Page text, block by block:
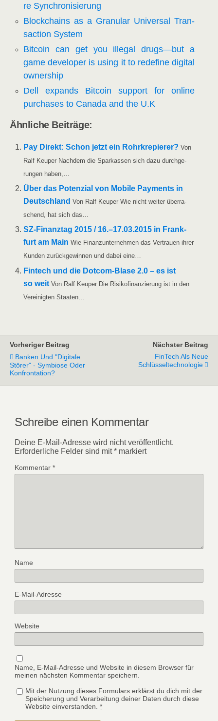
re Synchronisierung
Block­chains as a Gra­nu­lar Uni­ver­sal Tran­
sac­tion System
Bit­co­in can get you ille­gal drugs—but a
game deve­lo­per is using it to rede­fi­ne digi­tal
ownership
Dell expands Bit­co­in sup­port for online
purcha­ses to Cana­da and the U.K
Ähn­li­che Beiträge:
Pay Direkt: Schon jetzt ein Rohr­kre­pie­rer? Von
Ralf Keu­per Nach­dem die Spar­kas­sen sich dazu durch­ge­
run­gen haben,…
Über das Poten­zi­al von Mobi­le Pay­ments in
Deutsch­land Von Ralf Keu­per Wie nicht wei­ter über­ra­
schend, hat sich das…
SZ-Finan­z­­tag 2015 /​​ 16.–17.03.2015 in Frank­
furt am Main Wie Finanz­un­ter­neh­men das Ver­trau­en ihrer
Kun­den zurück­ge­win­nen und dabei eine…
Fin­tech und die Dot­­com-Bla­­se 2.0 – es ist
so weit Von Ralf Keu­per Die Risi­ko­fi­nan­zie­rung ist in den
Ver­ei­nig­ten Staaten…
Vorheriger Beitrag
Banken Und "Digitale
Störer" - Symbiose Oder
Konfrontation?
Nächster Beitrag
FinTech Als Neue
Schlüsseltechnologie
Schreibe einen Kommentar
Deine E-Mail-Adresse wird nicht veröffentlicht.
Erforderliche Felder sind mit* markiert
Kommentar *
Name
E-Mail-Adresse
Website
Name, E-Mail-Adresse und Website in diesem Browser für
meinen nächsten Kommentar speichern.
Mit der Nutzung dieses Formulars erklärst du dich mit der
Speicherung und Verarbeitung deiner Daten durch diese
Website einverstanden. *